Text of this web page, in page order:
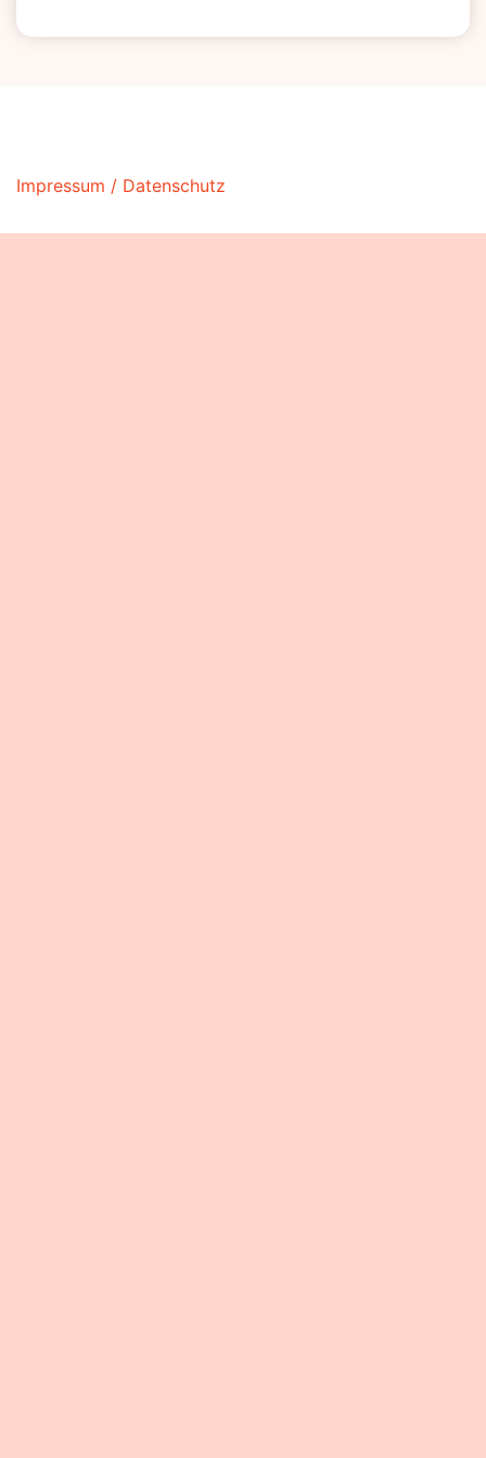
Impressum / Datenschutz